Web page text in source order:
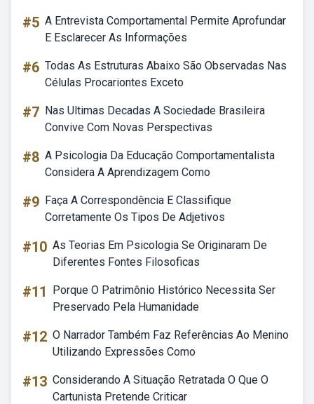
#5 A Entrevista Comportamental Permite Aprofundar
E Esclarecer As Informações
#6 Todas As Estruturas Abaixo São Observadas Nas
Células Procariontes Exceto
#7 Nas Ultimas Decadas A Sociedade Brasileira
Convive Com Novas Perspectivas
#8 A Psicologia Da Educação Comportamentalista
Considera A Aprendizagem Como
#9 Faça A Correspondência E Classifique
Corretamente Os Tipos De Adjetivos
#10 As Teorias Em Psicologia Se Originaram De
Diferentes Fontes Filosoficas
#11
Porque O Patrimônio Histórico Necessita Ser
Preservado Pela Humanidade
#12 O Narrador Também Faz Referências Ao Menino
Utilizando Expressões Como
#13 Considerando A Situação Retratada O Que O
Cartunista Pretende Criticar